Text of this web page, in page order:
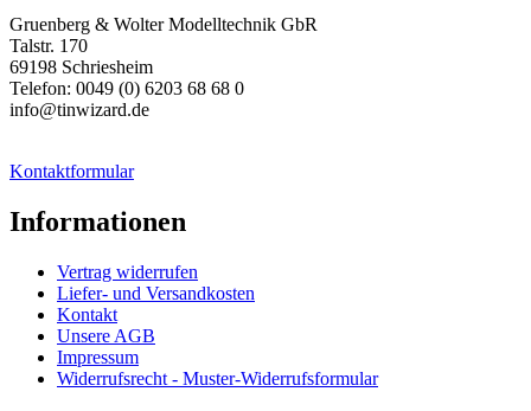
Gruenberg & Wolter Modelltechnik GbR
Talstr. 170
69198 Schriesheim
Telefon: 0049 (0) 6203 68 68 0
info@tinwizard.de
Kontaktformular
Informationen
Vertrag widerrufen
Liefer- und Versandkosten
Kontakt
Unsere AGB
Impressum
Widerrufsrecht - Muster-Widerrufsformular